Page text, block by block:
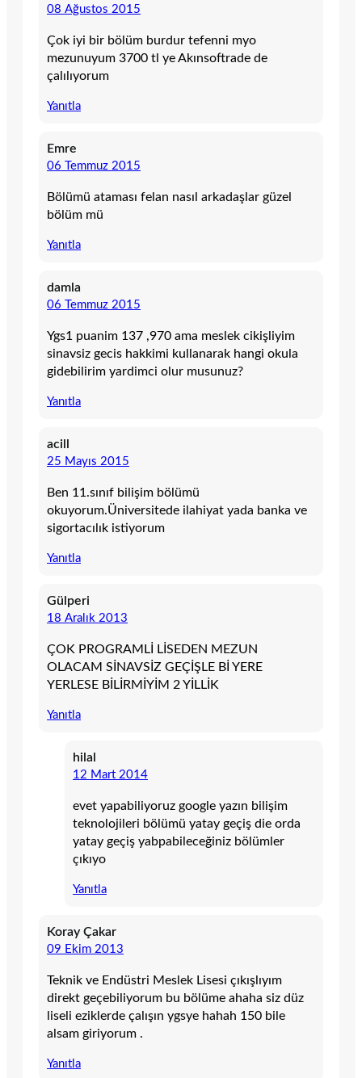
08 Ağustos 2015
Çok iyi bir bölüm burdur tefenni myo
mezunuyum 3700 tl ye Akınsoftrade de
çalılıyorum
Yanıtla
Emre
06 Temmuz 2015
Bölümü ataması felan nasıl arkadaşlar güzel
bölüm mü
Yanıtla
damla
06 Temmuz 2015
Ygs1 puanim 137 ,970 ama meslek cikişliyim
sinavsiz gecis hakkimi kullanarak hangi okula
gidebilirim yardimci olur musunuz?
Yanıtla
acill
25 Mayıs 2015
Ben 11.sınıf bilişim bölümü
okuyorum.Üniversitede ilahiyat yada banka ve
sigortacılık istiyorum
Yanıtla
Gülperi
18 Aralık 2013
ÇOK PROGRAMLİ LİSEDEN MEZUN
OLACAM SİNAVSİZ GEÇİŞLE Bİ YERE
YERLESE BİLİRMİYİM 2 YİLLİK
Yanıtla
hilal
12 Mart 2014
evet yapabiliyoruz google yazın bilişim
teknolojileri bölümü yatay geçiş die orda
yatay geçiş yabpabileceğiniz bölümler
çıkıyo
Yanıtla
Koray Çakar
09 Ekim 2013
Teknik ve Endüstri Meslek Lisesi çıkışlıyım
direkt geçebiliyorum bu bölüme ahaha siz düz
liseli eziklerde çalışın ygsye hahah 150 bile
alsam giriyorum .
Yanıtla